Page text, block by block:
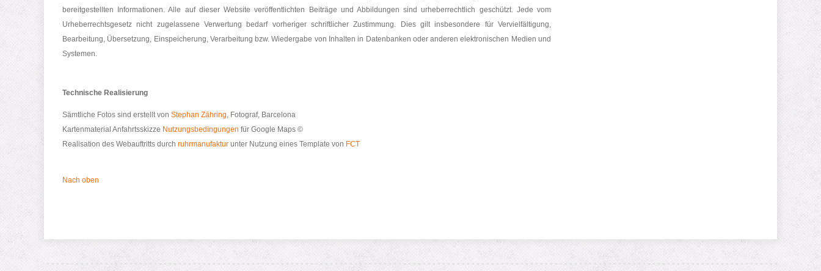
bereitgestellten Informationen. Alle auf dieser Website veröffentlichten Beiträge und Abbildungen sind urheberrechtlich geschützt. Jede vom
Urheberrechtsgesetz nicht zugelassene Verwertung bedarf vorheriger schriftlicher Zustimmung. Dies gilt insbesondere für Vervielfältigung,
Bearbeitung, Übersetzung, Einspeicherung, Verarbeitung bzw. Wiedergabe von Inhalten in Datenbanken oder anderen elektronischen Medien und
Systemen.
Technische Realisierung
Sämtliche Fotos sind erstellt von Stephan Zähring, Fotograf, Barcelona
Kartenmaterial Anfahrtsskizze Nutzungsbedingungen für Google Maps ©
Realisation des Webauftritts durch ruhrmanufaktur unter Nutzung eines Template von FCT
Nach oben